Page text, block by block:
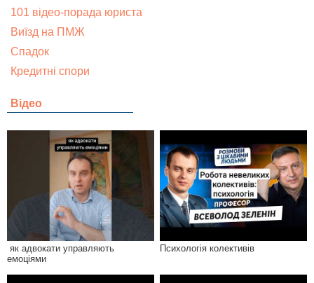
101 відео-порада юриста
Виїзд на ПМЖ
Спадок
Кредитні спори
Відео
як адвокати управляють
емоціями
Психологія колективів